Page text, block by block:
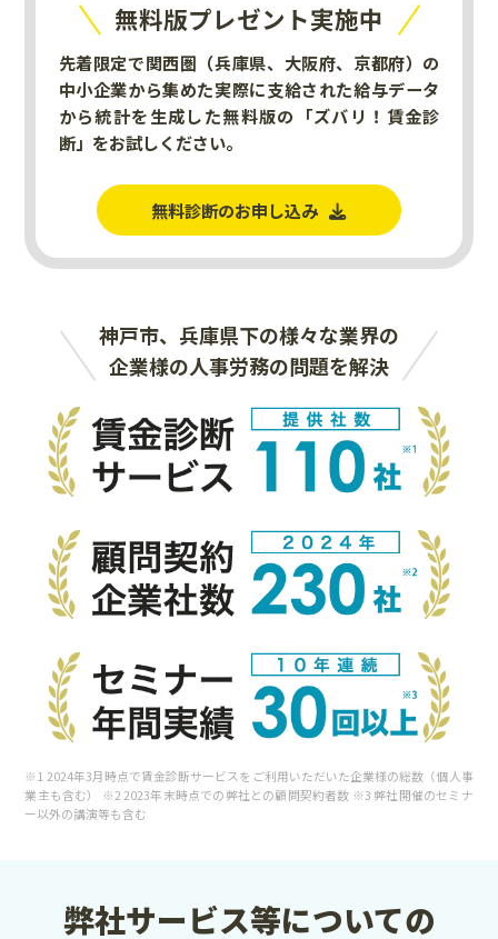
無料版プレゼント実施中
先着限定で関西圏（兵庫県、大阪府、京都府）の
中小企業から集めた実際に支給された給与データ
から統計を生成した無料版の「ズバリ！賃金診
断」をお試しください。
無料診断のお申し込み
神戸市、兵庫県下の様々な業界の
企業様の人事労務の問題を解決
※1 2024年3月時点で賃金診断サービスをご利用いただいた企業様の総数（個人事
業主も含む） ※2 2023年末時点での弊社との顧問契約者数 ※3 弊社開催のセミナ
ー以外の講演等も含む
弊社サービス等についての